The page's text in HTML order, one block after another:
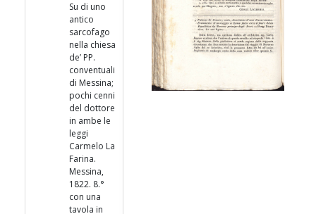
Su di uno
antico
sarcofago
nella chiesa
de’ PP.
conventuali
di Messina;
pochi cenni
del dottore
in ambe le
leggi
Carmelo La
Farina.
Messina,
1822. 8.°
con una
tavola in